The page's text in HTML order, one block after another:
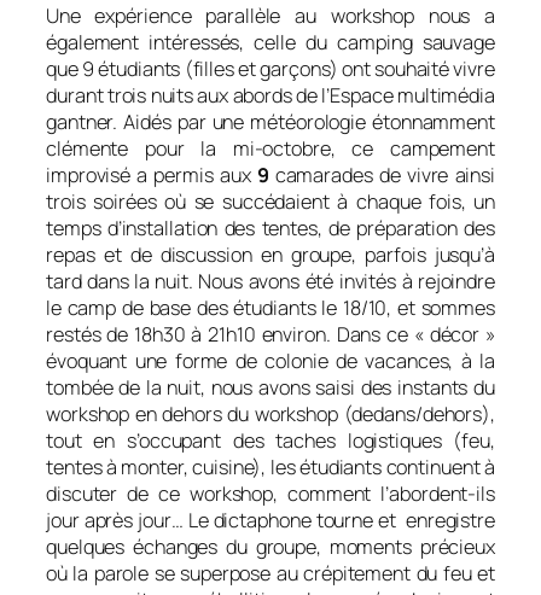
Une expérience parallèle au workshop nous a
également intéressés, celle du camping sauvage
que 9 étudiants (filles et garçons) ont souhaité vivre
durant trois nuits aux abords de l’Espace multimédia
gantner. Aidés par une météorologie étonnamment
clémente pour la mi-octobre, ce campement
improvisé a permis aux 9 camarades de vivre ainsi
trois soirées où se succédaient à chaque fois, un
temps d’installation des tentes, de préparation des
repas et de discussion en groupe, parfois jusqu’à
tard dans la nuit. Nous avons été invités à rejoindre
le camp de base des étudiants le 18/10, et sommes
restés de 18h30 à 21h10 environ. Dans ce « décor »
évoquant une forme de colonie de vacances, à la
tombée de la nuit, nous avons saisi des instants du
workshop en dehors du workshop (dedans/dehors),
tout en s’occupant des taches logistiques (feu,
tentes à monter, cuisine), les étudiants continuent à
discuter de ce workshop, comment l’abordent-ils
jour après jour… Le dictaphone tourne et enregistre
quelques échanges du groupe, moments précieux
où la parole se superpose au crépitement du feu et